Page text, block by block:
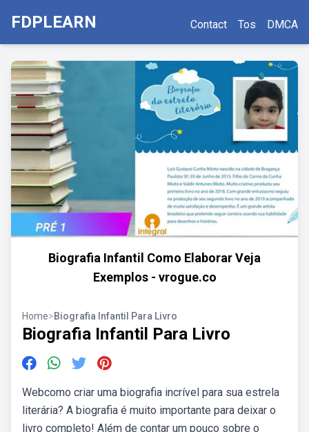
FDPLEARN Contact Tos DMCA
Biografia Infantil Como Elaborar Veja
Exemplos - vrogue.co
Home>Biografia Infantil Para Livro
Biografia Infantil Para Livro
Webcomo criar uma biografia incrível para sua estrela
literária? A biografia é muito importante para deixar o
livro completo! Além de contar um pouco sobre o